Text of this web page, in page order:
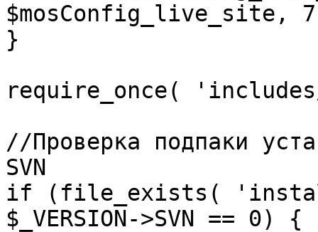
$mosConfig_live_site,
}
require_once(
//Проверка подпаки
SVN
if (file_exists(
$_VERSION->SVN == 0) {